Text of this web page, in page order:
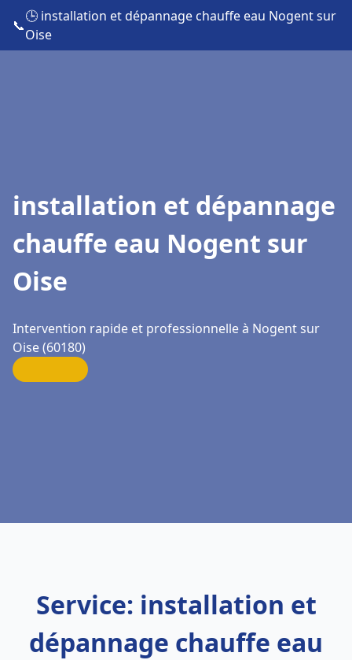
📞
🕒 installation et dépannage chauffe eau Nogent sur
Oise
installation et dépannage
chauffe eau Nogent sur
Oise
Intervention rapide et professionnelle à Nogent sur
Oise (60180)
Service: installation et
dépannage chauffe eau